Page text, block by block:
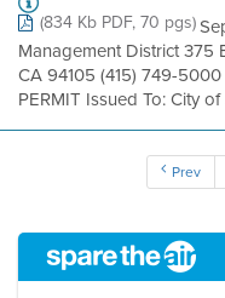
(834 Kb PDF, 70 pgs)
Management District 375
CA 94105 (415) 749-5000
PERMIT Issued To: City
Prev